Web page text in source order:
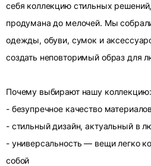
себя коллекцию стильных
продумана до мелочей. Мы
одежды, обуви, сумок и
создать неповторимый образ для
Почему выбирают нашу коллекцию:
- безупречное качество
- стильный дизайн, актуальный в
- универсальность — вещи легко
собой